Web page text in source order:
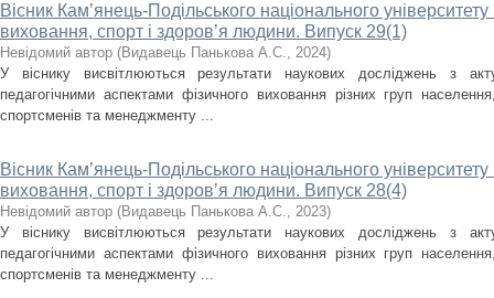
Вісник Кам’янець-Подільського національного університету
виховання, спорт і здоров’я людини. Випуск 29(1)
Невідомий автор (Видавець Панькова А.С., 2024)
У віснику висвітлюються результати наукових досліджень з
педагогічними аспектами фізичного виховання різних груп населення,
спортсменів та менеджменту ...
Вісник Кам’янець-Подільського національного університету
виховання, спорт і здоров’я людини. Випуск 28(4)
Невідомий автор (Видавець Панькова А.С., 2023)
У віснику висвітлюються результати наукових досліджень з
педагогічними аспектами фізичного виховання різних груп населення,
спортсменів та менеджменту ...